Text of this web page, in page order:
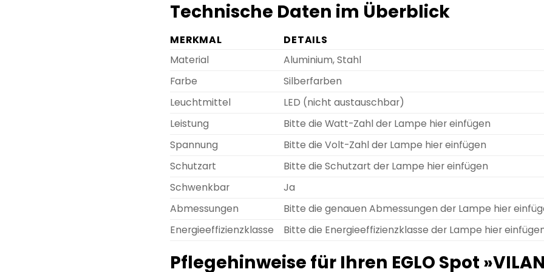
Technische Daten im Überblick
MERKMAL
DETAILS
Material
Aluminium, Stahl
Farbe
Silberfarben
Leuchtmittel
LED (nicht austauschbar)
Leistung
Bitte die Watt-Zahl der Lampe hier einfügen
Spannung
Bitte die Volt-Zahl der Lampe hier einfügen
Schutzart
Bitte die Schutzart der Lampe hier einfügen
Schwenkbar
Ja
Abmessungen
Bitte die genauen Abmessungen der Lampe hier
Energieeffizienzklasse
Bitte die Energieeffizienzklasse der Lampe hier
Pflegehinweise für Ihren EGLO Spot